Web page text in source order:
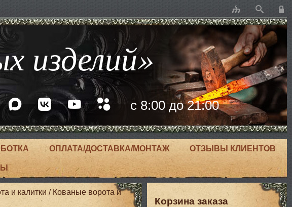
изделий»
с 8:00 до 21:00
ОПЛАТА/ДОСТАВКА/МОНТАЖ ОТЗЫВЫ КЛИЕНТОВ
и калитки / Кованые ворота и
Корзина заказа